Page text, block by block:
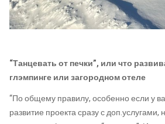
“Танцевать от печки”, или что
глэмпинге или загородном отеле
“По общему правилу, особенно если у
развитие проекта сразу с доп.услугами,